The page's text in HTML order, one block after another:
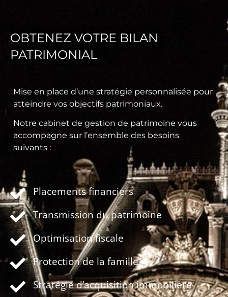
OBTENEZ VOTRE BILAN
PATRIMONIAL
Mise en place d’une stratégie personnalisée pour
atteindre vos objectifs patrimoniaux.
Notre cabinet de gestion de patrimoine vous
accompagne sur l’ensemble des besoins
suivants :
Placements financiers
Transmission du patrimoine
Optimisation fiscale
Protection de la famille
Stratégie d’acquisition immobilière